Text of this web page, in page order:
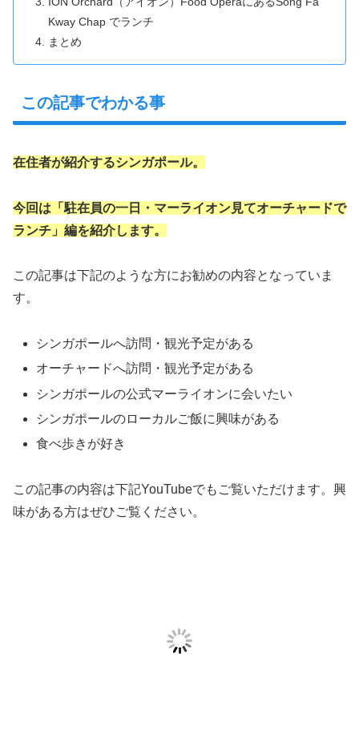
Kway Chap でランチ
まとめ
この記事でわかる事
在住者が紹介するシンガポール。
今回は「駐在員の一日・マーライオン見てオーチャードで
ランチ」編を紹介します。
この記事は下記のような方にお勧めの内容となっていま
す。
シンガポールへ訪問・観光予定がある
オーチャードへ訪問・観光予定がある
シンガポールの公式マーライオンに会いたい
シンガポールのローカルご飯に興味がある
食べ歩きが好き
この記事の内容は下記YouTubeでもご覧いただけます。興
味がある方はぜひご覧ください。